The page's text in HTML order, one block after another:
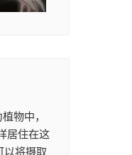
物中，
居住在这
以将摄取